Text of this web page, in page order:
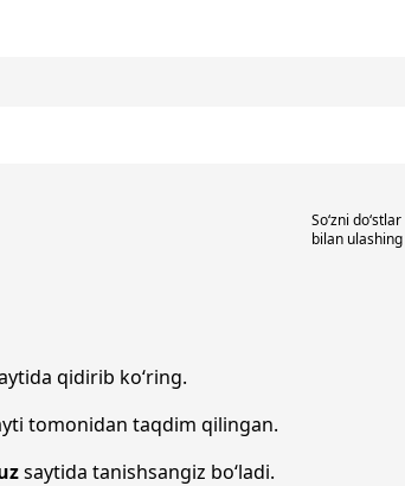
So‘zni do‘stlar
bilan ulashing
qidirib ko‘ring.
tomonidan taqdim qilingan.
saytida tanishsangiz bo‘ladi.